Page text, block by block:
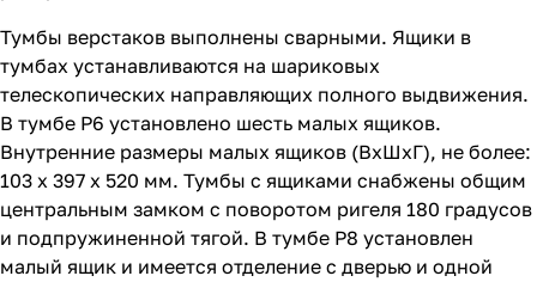
Тумбы верстаков выполнены сварными. Ящики в
тумбах устанавливаются на шариковых
телескопических направляющих полного выдвижения.
В тумбе P6 установлено шесть малых ящиков.
Внутренние размеры малых ящиков (ВхШхГ), не более:
103 х 397 х 520 мм. Тумбы с ящиками снабжены общим
центральным замком с поворотом ригеля 180 градусов
и подпружиненной тягой. В тумбе P8 установлен
малый ящик и имеется отделение с дверью и одной